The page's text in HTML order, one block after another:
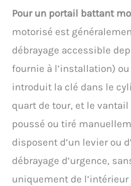
Pour un portail battant
motorisé est
débrayage accessible
fournie à l’installation)
introduit la clé dans le
quart de tour, et le
poussé ou tiré
disposent d’un levier ou
débrayage d’urgence,
uniquement de